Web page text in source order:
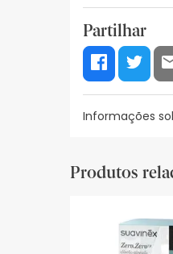
Partilhar
Informações
Recursos de
De momento,
sobre
Produtos